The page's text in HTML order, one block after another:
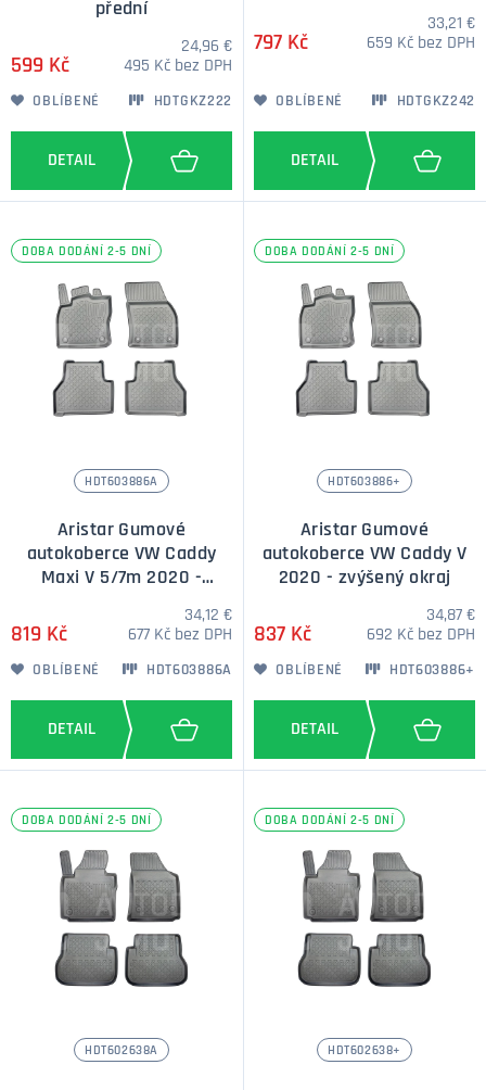
přední
599 Kč
24,96 €
495 Kč bez DPH
OBLÍBENÉ HDTGKZ222
797 Kč
33,21 €
659 Kč bez DPH
OBLÍBENÉ HDTGKZ242
DOBA DODÁNÍ 2-5 DNÍ
HDT603886A
Aristar Gumové
autokoberce VW Caddy
Maxi V 5/7m 2020 -
819 Kč
34,12 €
677 Kč bez DPH
OBLÍBENÉ HDT603886A
DOBA DODÁNÍ 2-5 DNÍ
HDT603886+
Aristar Gumové
autokoberce VW Caddy V
2020 - zvýšený okraj
837 Kč
34,87 €
692 Kč bez DPH
OBLÍBENÉ HDT603886+
DOBA DODÁNÍ 2-5 DNÍ
HDT602638A
DOBA DODÁNÍ 2-5 DNÍ
HDT602638+